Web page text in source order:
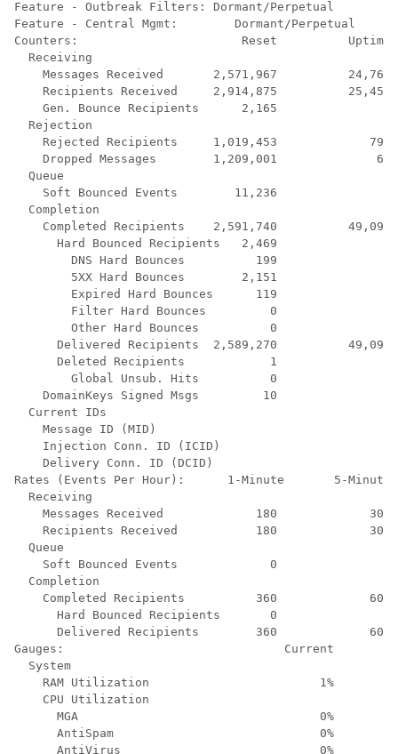
Feature - Outbreak Filters: Dormant/Perpetual
Feature - Central Mgmt:        Dormant/Perpetual
Counters:                       Reset          Uptime
  Receiving
Messages Received       2,571,967          24,760
Recipients Received     2,914,875          25,450
Gen. Bounce Recipients      2,165               0
  Rejection
Rejected Recipients     1,019,453             792
Dropped Messages        1,209,001              66
  Queue
Soft Bounced Events        11,236               0
  Completion
Completed Recipients    2,591,740          49,095
Hard Bounced Recipients   2,469               0
DNS Hard Bounces          199               0
5XX Hard Bounces        2,151               0
Expired Hard Bounces      119               0
Filter Hard Bounces         0               0
Other Hard Bounces          0               0
Delivered Recipients  2,589,270          49,095
Deleted Recipients            1               0
Global Unsub. Hits          0               0
DomainKeys Signed Msgs         10               9
  Current IDs
Message ID (MID)
Injection Conn. ID (ICID)
Delivery Conn. ID (DCID)
Rates (Events Per Hour):      1-Minute       5-
  Receiving
Messages Received             180             300
Recipients Received           180             300
  Queue
Soft Bounced Events             0               0
  Completion
Completed Recipients          360             600
Hard Bounced Recipients       0               0
Delivered Recipients        360             600
Gauges:                               Current
  System
    RAM Utilization                        1%
    CPU Utilization
      MGA                                  0%
      AntiSpam                             0%
      AntiVirus                            0%